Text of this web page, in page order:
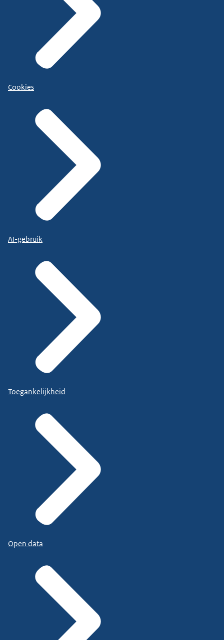
Cookies
AI-gebruik
Toegankelijkheid
Open data